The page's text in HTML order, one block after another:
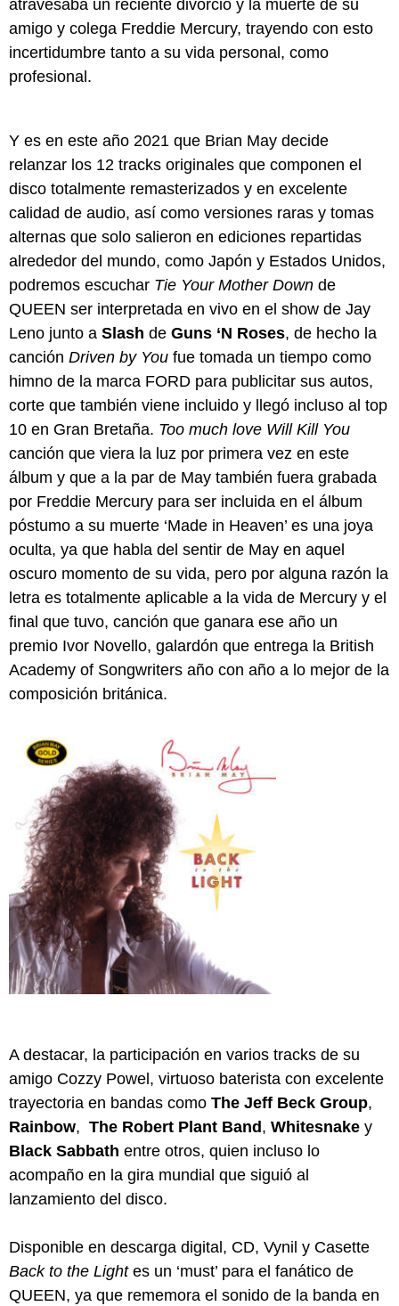
atravesaba un reciente divorcio y la muerte de su
amigo y colega Freddie Mercury, trayendo con esto
incertidumbre tanto a su vida personal, como
profesional.
Y es en este año 2021 que Brian May decide
relanzar los 12 tracks originales que componen el
disco totalmente remasterizados y en excelente
calidad de audio, así como versiones raras y tomas
alternas que solo salieron en ediciones repartidas
alrededor del mundo, como Japón y Estados Unidos,
podremos escuchar Tie Your Mother Down de
QUEEN ser interpretada en vivo en el show de Jay
Leno junto a Slash de Guns ‘N Roses, de hecho la
canción Driven by You fue tomada un tiempo como
himno de la marca FORD para publicitar sus autos,
corte que también viene incluido y llegó incluso al top
10 en Gran Bretaña. Too much love Will Kill You
canción que viera la luz por primera vez en este
álbum y que a la par de May también fuera grabada
por Freddie Mercury para ser incluida en el álbum
póstumo a su muerte ‘Made in Heaven’ es una joya
oculta, ya que habla del sentir de May en aquel
oscuro momento de su vida, pero por alguna razón la
letra es totalmente aplicable a la vida de Mercury y el
final que tuvo, canción que ganara ese año un
premio Ivor Novello, galardón que entrega la British
Academy of Songwriters año con año a lo mejor de la
composición británica.
A destacar, la participación en varios tracks de su
amigo Cozzy Powel, virtuoso baterista con excelente
trayectoria en bandas como The Jeff Beck Group,
Rainbow, The Robert Plant Band , Whitesnake y
Black Sabbath entre otros, quien incluso lo
acompaño en la gira mundial que siguió al
lanzamiento del disco.
Disponible en descarga digital, CD, Vynil y Casette
Back to the Light es un ‘must’ para el fanático de
QUEEN, ya que rememora el sonido de la banda en